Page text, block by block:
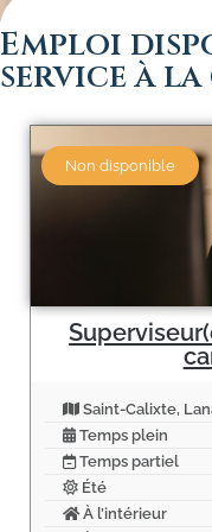
Emploi
service à
Saint-Calixte,
Temps plein
Temps partiel
Été
À l’intérieur
Non disponible